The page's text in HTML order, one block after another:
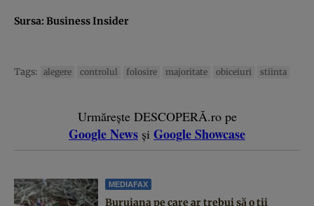
Sursa: Business Insider
Tags: alegere controlul folosire majoritate obiceiuri stiinta
Urmărește DESCOPERĂ.ro pe
Google News și Google Showcase
MEDIAFAX
Buruiana pe care ar trebui să o ții